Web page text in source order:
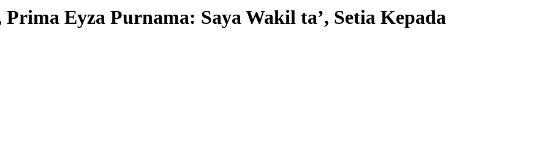
Eyza Purnama: Saya Wakil ta’, Setia Kepada